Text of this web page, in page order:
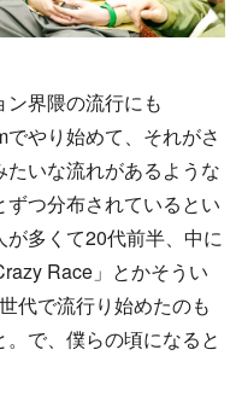
界隈の流行にも
やり始めて、それがさ
いな流れがあるような
つ分布されているとい
多くて20代前半、中に
Race」とかそうい
代で流行り始めたのも
で、僕らの頃になると